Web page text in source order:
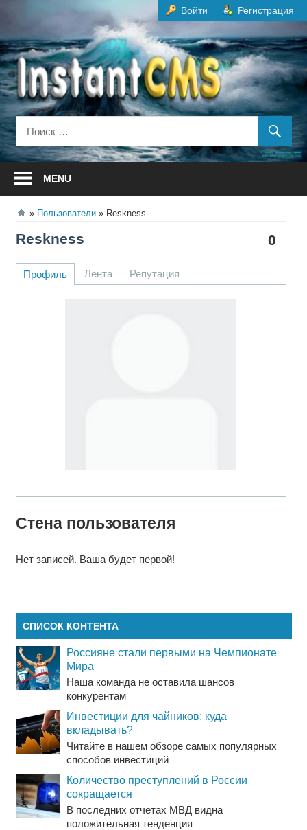
содержанию
Войти Регистрация
MENU
Пользователи Reskness
0
Reskness
Профиль Лента Репутация
Стена пользователя
Нет записей. Ваша будет первой!
СПИСОК КОНТЕНТА
Россияне стали первыми на Чемпионате
Мира
Наша команда не оставила шансов
конкурентам
Инвестиции для чайников: куда
вкладывать?
Читайте в нашем обзоре самых популярных
способов инвестиций
Количество преступлений в России
сокращается
В последних отчетах МВД видна
положительная тенденция